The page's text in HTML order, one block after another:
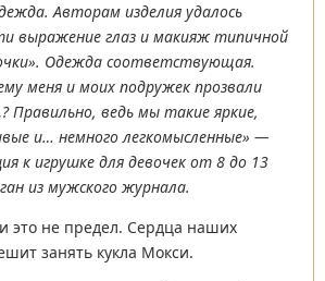
Авторам изделия удалось
выражение глаз и макияж типичной
Одежда соответствующая.
меня и моих подружек прозвали
Правильно, ведь мы такие яркие,
и… немного легкомысленные» —
к игрушке для девочек от 8 до 13
из мужского журнала.
это не предел. Сердца наших
занять кукла Мокси.